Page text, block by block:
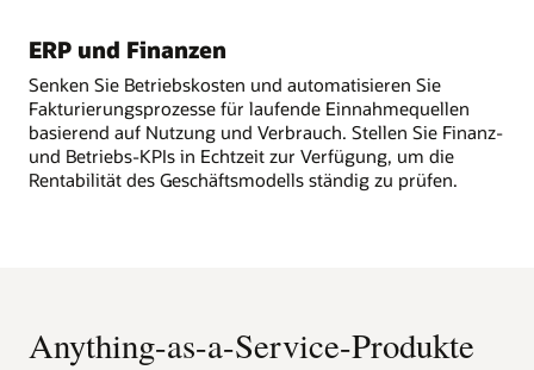
ERP und Finanzen
Senken Sie Betriebskosten und automatisieren Sie
Fakturierungsprozesse für laufende Einnahmequellen
basierend auf Nutzung und Verbrauch. Stellen Sie Finanz-
und Betriebs-KPIs in Echtzeit zur Verfügung, um die
Rentabilität des Geschäftsmodells ständig zu prüfen.
Anything-as-a-Service-Produkte